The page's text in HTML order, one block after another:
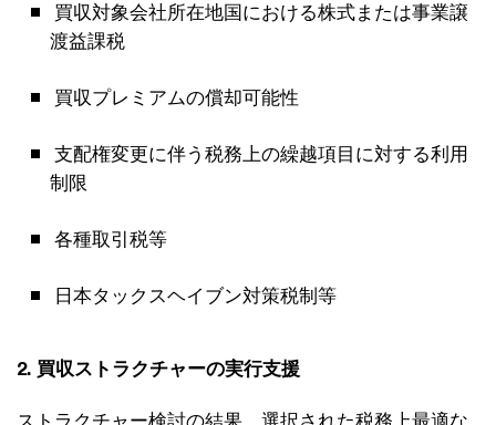
買収対象会社所在地国における株式または事業譲
渡益課税
買収プレミアムの償却可能性
支配権変更に伴う税務上の繰越項目に対する利用
制限
各種取引税等
日本タックスヘイブン対策税制等
2. 買収ストラクチャーの実行支援